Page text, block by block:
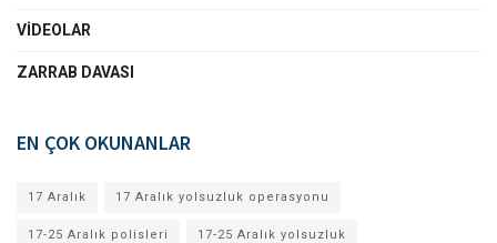
VIDEOLAR
ZARRAB DAVASI
EN ÇOK OKUNANLAR
17 Aralık 17 Aralık yolsuzluk operasyonu
17-25 Aralık polisleri 17-25 Aralık yolsuzluk